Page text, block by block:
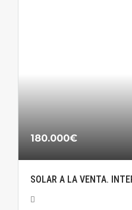
180.000€
SOLAR A LA VENTA.